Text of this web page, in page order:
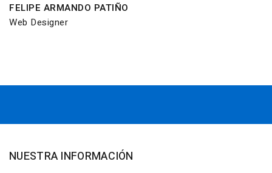
FELIPE ARMANDO PATIÑO
Web Designer
NUESTRA INFORMACIÓN